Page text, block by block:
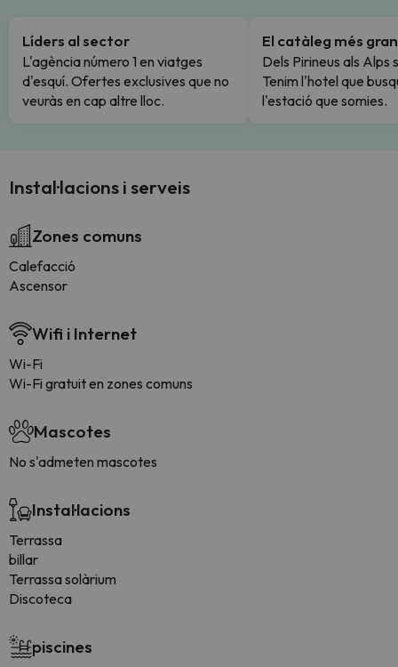
Líders al sector
L'agència número 1 en viatges
d'esquí. Ofertes exclusives que no
veuràs en cap altre lloc.
El catàleg més gran
Dels Pirineus als Alps
Tenim l'hotel que
l'estació que somies.
Instal·lacions i serveis
Zones comuns
Calefacció
Ascensor
Wifi i Internet
Wi-Fi
Wi-Fi gratuit en zones comuns
Mascotes
No s'admeten mascotes
Instal·lacions
Terrassa
billar
Terrassa solàrium
Discoteca
piscines